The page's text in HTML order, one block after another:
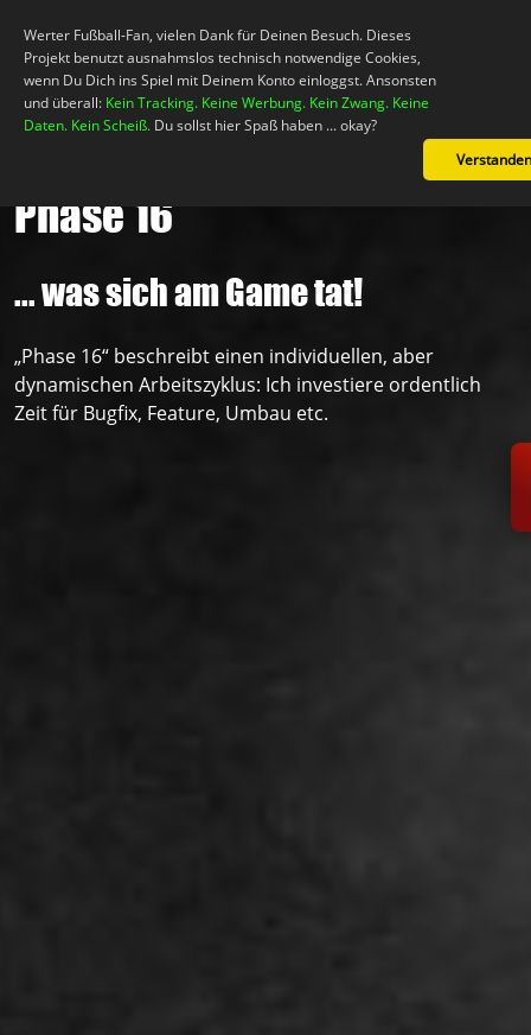
Mein Konto
Neuigkeiten
Das Spiel!
Phase 16
... was sich am Game tat!
„Phase 16“ beschreibt einen individuellen, aber
dynamischen Arbeitszyklus: Ich investiere ordentlich
Zeit für Bugfix, Feature, Umbau etc.
Werter Fußball-Fan, vielen Dank für Deinen Besuch. Dieses
Projekt benutzt ausnahmslos technisch notwendige Cookies,
wenn Du Dich ins Spiel mit Deinem Konto einloggst. Ansonsten
und überall: Kein Tracking. Keine Werbung. Kein Zwang. Keine
Daten. Kein Scheiß. Du sollst hier Spaß haben ... okay?
Verstanden